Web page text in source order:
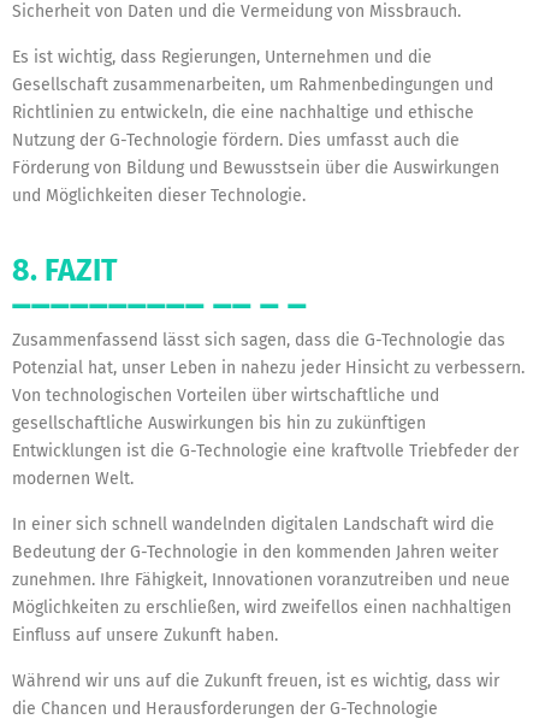
Sicherheit von Daten und die Vermeidung von Missbrauch.
Es ist wichtig, dass Regierungen, Unternehmen und die
Gesellschaft zusammenarbeiten, um Rahmenbedingungen und
Richtlinien zu entwickeln, die eine nachhaltige und ethische
Nutzung der G-Technologie fördern. Dies umfasst auch die
Förderung von Bildung und Bewusstsein über die Auswirkungen
und Möglichkeiten dieser Technologie.
8. FAZIT
Zusammenfassend lässt sich sagen, dass die G-Technologie das
Potenzial hat, unser Leben in nahezu jeder Hinsicht zu verbessern.
Von technologischen Vorteilen über wirtschaftliche und
gesellschaftliche Auswirkungen bis hin zu zukünftigen
Entwicklungen ist die G-Technologie eine kraftvolle Triebfeder der
modernen Welt.
In einer sich schnell wandelnden digitalen Landschaft wird die
Bedeutung der G-Technologie in den kommenden Jahren weiter
zunehmen. Ihre Fähigkeit, Innovationen voranzutreiben und neue
Möglichkeiten zu erschließen, wird zweifellos einen nachhaltigen
Einfluss auf unsere Zukunft haben.
Während wir uns auf die Zukunft freuen, ist es wichtig, dass wir
die Chancen und Herausforderungen der G-Technologie